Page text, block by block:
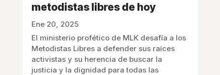
metodistas libres de hoy
Ene 20, 2025
El ministerio profético de MLK desafía a los
Metodistas Libres a defender sus raíces
activistas y su herencia de buscar la
justicia y la dignidad para todas las